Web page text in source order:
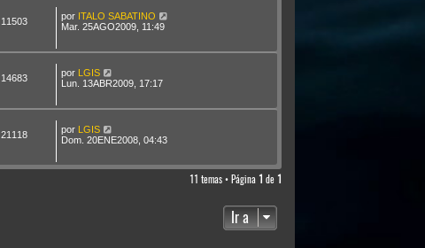
11503 por ITALO SABATINO
Mar. 25AGO2009, 11:49
14683 por LGIS
Lun. 13ABR2009, 17:17
21118 por LGIS
Dom. 20ENE2008, 04:43
11 temas • Página 1 de 1
Ir a